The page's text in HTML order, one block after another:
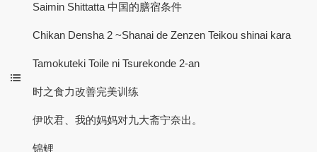
Saimin Shittatta 中国的膳宿条件
Chikan Densha 2 ~Shanai de Zenzen Teikou shinai kara
Tamokuteki Toile ni Tsurekonde 2-an
时之食力改善完美训练
伊吹君、我的妈妈对九大斋宁奈出。
锦鲤